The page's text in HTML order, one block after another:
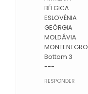
BÉLGICA
ESLOVÉNIA
GEÓRGIA
MOLDÁVIA
MONTENEGRO
Bottom 3
---
RESPONDER